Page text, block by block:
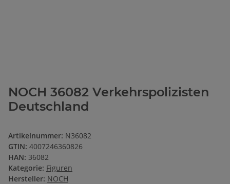
NOCH 36082 Verkehrspolizisten
Deutschland
Artikelnummer: N36082
GTIN: 4007246360826
HAN: 36082
Kategorie: Figuren
Hersteller: NOCH